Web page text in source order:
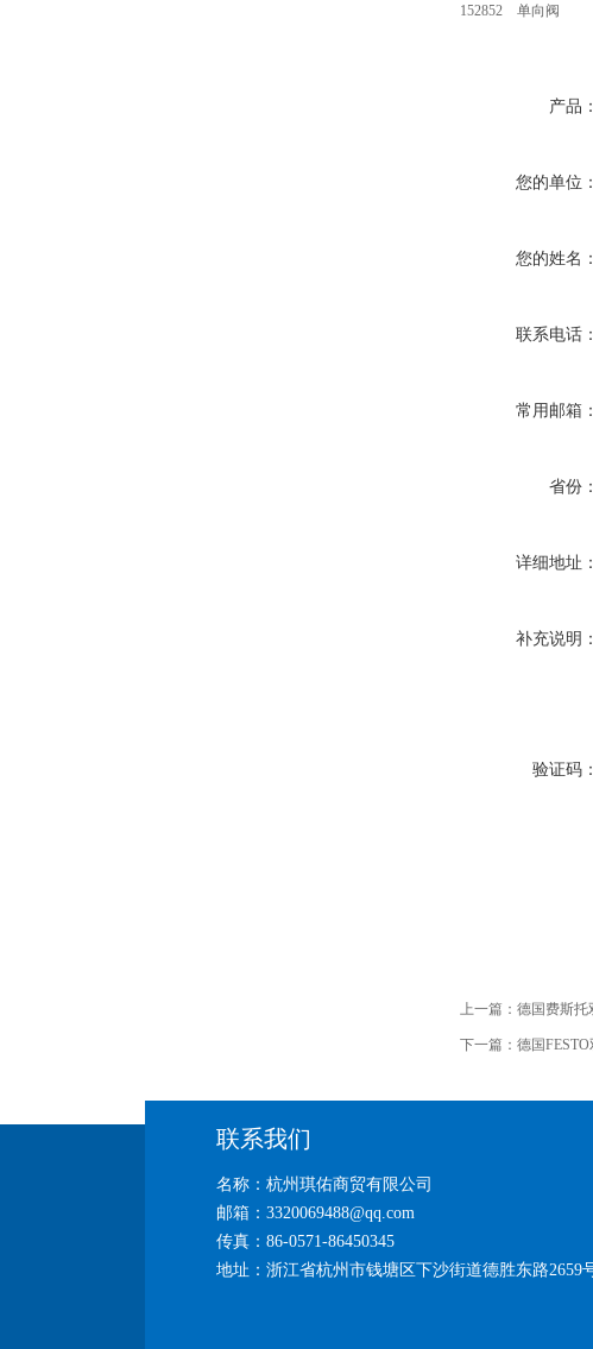
152852 单向阀
产品：
您的单位：
您的姓名：
联系电话：
常用邮箱：
省份：
详细地址：
补充说明：
验证码：
上一篇： 德国费斯托
下一篇： 德国
联系我们
名称：杭州琪佑商贸有限公司
邮箱：3320069488@qq.com
传真：86-0571-86450345
地址：浙江省杭州市钱塘区下沙街道德胜东路2659